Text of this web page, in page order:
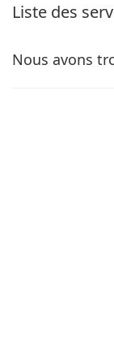
Liste des
Nous avons